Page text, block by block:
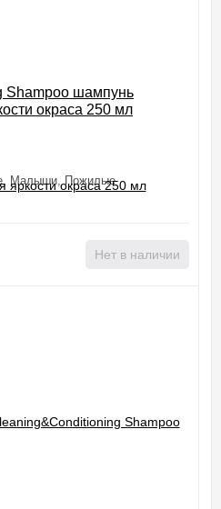
Shampoo шампунь
окраса 250 мл
Средние, Крупные, Миниатюрные),
Малыши, Пожилые
Нет в наличии